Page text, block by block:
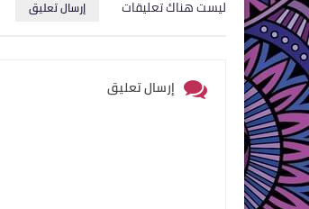
ليست هناك تعليقات إرسال تعليق
إرسال تعليق